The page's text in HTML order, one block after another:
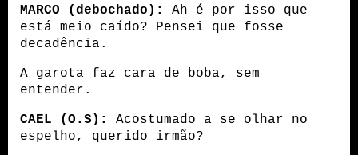
MARCO (debochado):
Ah é por isso que
está meio caído? Pensei que fosse
decadência.
A garota faz cara de boba, sem
entender.
CAEL (O.S):
Acostumado a se olhar no
espelho, querido irmão?